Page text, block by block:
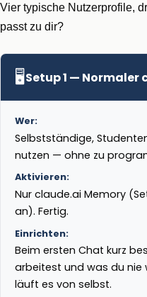
Vier typische Nutzerprofile,
passt zu dir?
🖥️Setup 1 —
Wer:
Selbstständige,
nutzen — ohne zu
Aktivieren:
Nur claude.ai Memory
an). Fertig.
Einrichten:
Beim ersten Chat kurz
arbeitest und was du nie
läuft es von selbst.